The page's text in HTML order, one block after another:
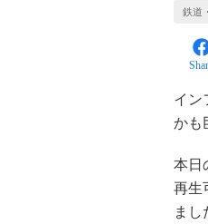
鉄道
イン
かも
本日
再生
まし